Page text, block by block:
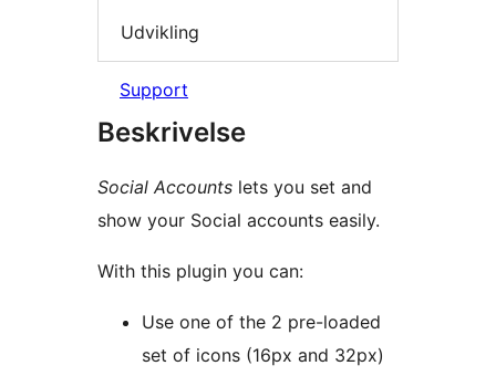
Udvikling
Support
Beskrivelse
Social Accounts lets you set and
show your Social accounts easily.
With this plugin you can:
Use one of the 2 pre-loaded
set of icons (16px and 32px)